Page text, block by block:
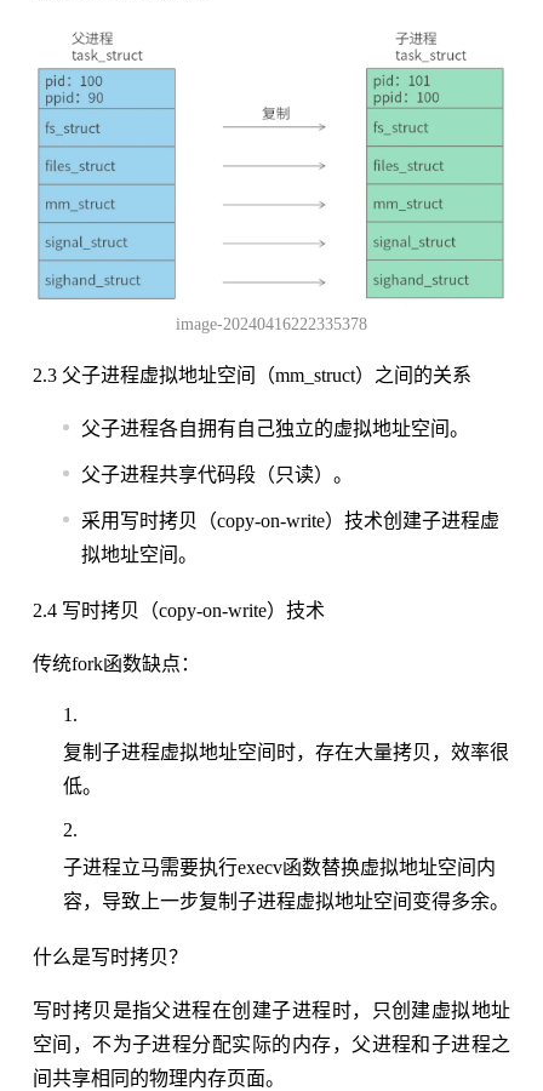
image-20240416222335378
2.3 父子进程虚拟地址空间（mm_struct）之间的关系
父子进程各自拥有自己独立的虚拟地址空间。
父子进程共享代码段（只读）。
采用写时拷贝（copy-on-write）技术创建子进程虚
拟地址空间。
2.4 写时拷贝（copy-on-write）技术
传统fork函数缺点：
复制子进程虚拟地址空间时，存在大量拷贝，效率很
低。
子进程立马需要执行execv函数替换虚拟地址空间内
容，导致上一步复制子进程虚拟地址空间变得多余。
什么是写时拷贝？
写时拷贝是指父进程在创建子进程时，只创建虚拟地址
空间，不为子进程分配实际的内存，父进程和子进程之
间共享相同的物理内存页面。